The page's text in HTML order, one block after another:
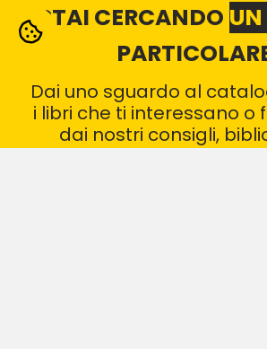
STAI CERCANDO
Dai uno sguardo al
i libri che ti interessano o
dai nostri consigli,
recensioni